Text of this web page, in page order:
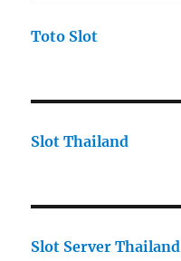
Toto Slot
Slot Thailand
Slot Server Thailand